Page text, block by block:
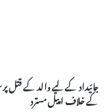
جائیداد کے لیے والد کے قتل
کے خلاف اپیل مسترد